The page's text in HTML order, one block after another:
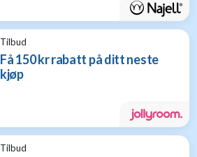
Tilbud
Få 150 kr rabatt på ditt neste
kjøp
Tilbud